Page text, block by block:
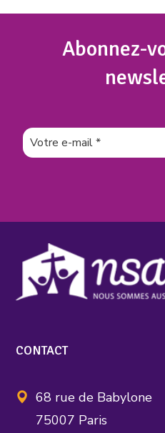
Abonnez-
CONTACT
68 rue de Babylone
75007 Paris